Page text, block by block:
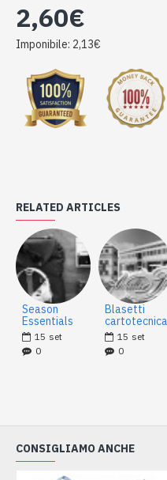
2,60€
Imponibile: 2,13€
RELATED ARTICLES
Season
Essentials
15 set
0
Blasetti
cartotecnica
15 set
0
CONSIGLIAMO ANCHE